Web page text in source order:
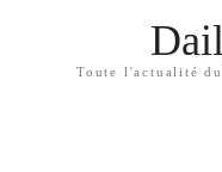
Toute l'actualité